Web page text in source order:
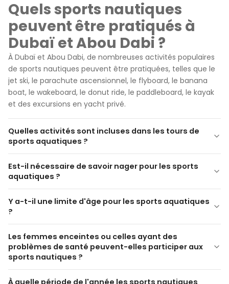
Quels sports nautiques
peuvent être pratiqués à
Dubaï et Abou Dabi ?
À Dubaï et Abou Dabi, de nombreuses activités populaires
de sports nautiques peuvent être pratiquées, telles que le
jet ski, le parachute ascensionnel, le flyboard, le banana
boat, le wakeboard, le donut ride, le paddleboard, le kayak
et des excursions en yacht privé.
Quelles activités sont incluses dans les tours de
sports aquatiques ?
Que comprennent les
forfaits de sports
aquatiques ?
Est-il nécessaire de savoir nager pour les sports
aquatiques ?
Faut-il savoir nager pour les
sports nautiques ?
Y a-t-il une limite d'âge pour les sports aquatiques
?
Y a-t-il une limite d'âge
pour les sports aquatiques ?
Les femmes enceintes ou celles ayant des
problèmes de santé peuvent-elles participer aux
sports nautiques ?
Les femmes enceintes ou
À quelle période de l'année les sports nautiques